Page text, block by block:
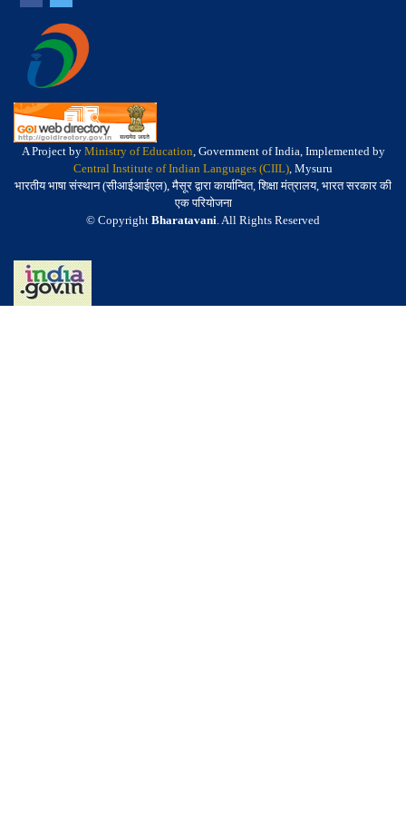
A Project by Ministry of Education, Government of India, Implemented by
Central Institute of Indian Languages (CIIL), Mysuru
भारतीय भाषा संस्थान (सीआईआईएल), मैसूर द्वारा कार्यान्वित, शिक्षा मंत्रालय, भारत सरकार की
एक परियोजना
© Copyright Bharatavani. All Rights Reserved